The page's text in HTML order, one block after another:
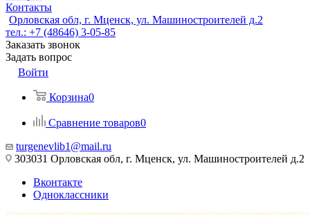
Контакты
Орловская обл, г. Мценск, ул. Машиностроителей д.2
тел.: +7 (48646) 3-05-85
Заказать звонок
Задать вопрос
Войти
Корзина0
Сравнение товаров0
turgenevlib1@mail.ru
303031 Орловская обл, г. Мценск, ул. Машиностроителей д.2
Вконтакте
Одноклассники